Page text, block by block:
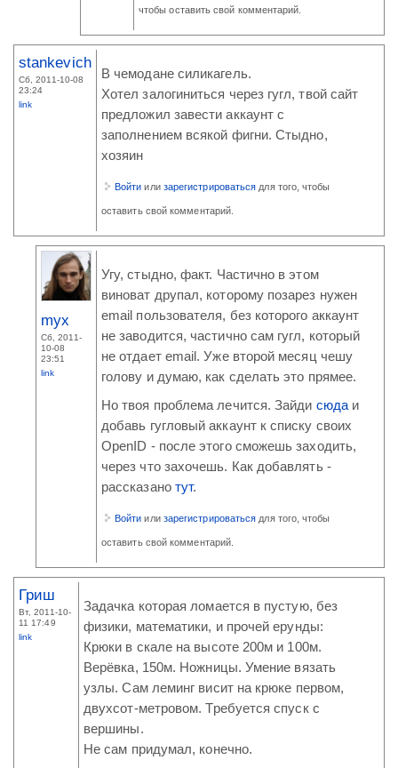
чтобы оставить свой комментарий.
stankevich
Сб, 2011-10-08
23:24
link
В чемодане силикагель.
Хотел залогиниться через гугл, твой сайт
предложил завести аккаунт с
заполнением всякой фигни. Стыдно,
хозяин
Войти или зарегистрироваться для того, чтобы
оставить свой комментарий.
myx
Сб, 2011-
10-08
23:51
link
Угу, стыдно, факт. Частично в этом
виноват друпал, которому позарез нужен
email пользователя, без которого аккаунт
не заводится, частично сам гугл, который
не отдает email. Уже второй месяц чешу
голову и думаю, как сделать это прямее.
Но твоя проблема лечится. Зайди сюдаи
добавь гугловый аккаунт к списку своих
OpenID - после этого сможешь заходить,
через что захочешь. Как добавлять -
рассказано тут.
Войти или зарегистрироваться для того, чтобы
оставить свой комментарий.
Гриш
Вт, 2011-10-
11 17:49
link
Задачка которая ломается в пустую, без
физики, математики, и прочей ерунды:
Крюки в скале на высоте 200м и 100м.
Верёвка, 150м. Ножницы. Умение вязать
узлы. Сам леминг висит на крюке первом,
двухсот-метровом. Требуется спуск с
вершины.
Не сам придумал, конечно.